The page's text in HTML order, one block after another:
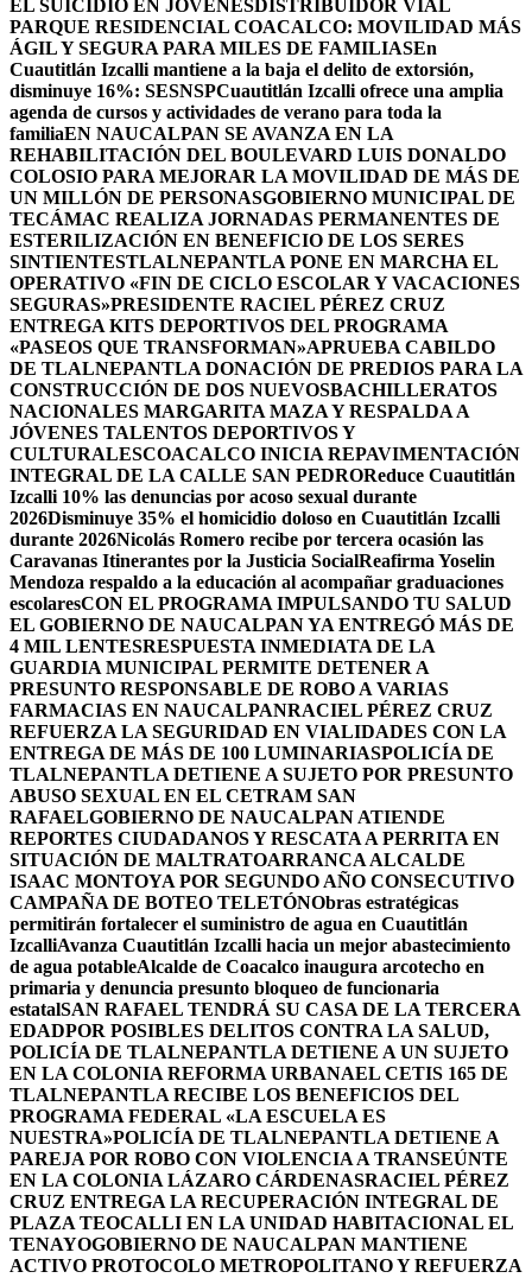
EL SUICIDIO EN JÓVENES DISTRIBUIDOR VIAL
PARQUE RESIDENCIAL COACALCO: MOVILIDAD MÁS
ÁGIL Y SEGURA PARA MILES DE FAMILIASEn
Cuautitlán Izcalli mantiene a la baja el delito de extorsión,
disminuye 16%: SESNSPCuautitlán Izcalli ofrece una amplia
agenda de cursos y actividades de verano para toda la
familiaEN NAUCALPAN SE AVANZA EN LA
REHABILITACIÓN DEL BOULEVARD LUIS DONALDO
COLOSIO PARA MEJORAR LA MOVILIDAD DE MÁS DE
UN MILLÓN DE PERSONASGOBIERNO MUNICIPAL DE
TECÁMAC REALIZA JORNADAS PERMANENTES DE
ESTERILIZACIÓN EN BENEFICIO DE LOS SERES
SINTIENTESTLALNEPANTLA PONE EN MARCHA EL
OPERATIVO «FIN DE CICLO ESCOLAR Y VACACIONES
SEGURAS»PRESIDENTE RACIEL PÉREZ CRUZ
ENTREGA KITS DEPORTIVOS DEL PROGRAMA
«PASEOS QUE TRANSFORMAN»APRUEBA CABILDO
DE TLALNEPANTLA DONACIÓN DE PREDIOS PARA LA
CONSTRUCCIÓN DE DOS NUEVOSBACHILLERATOS
NACIONALES MARGARITA MAZA Y RESPALDA A
JÓVENES TALENTOS DEPORTIVOS Y
CULTURALESCOACALCO INICIA REPAVIMENTACIÓN
INTEGRAL DE LA CALLE SAN PEDROReduce Cuautitlán
Izcalli 10% las denuncias por acoso sexual durante
2026Disminuye 35% el homicidio doloso en Cuautitlán Izcalli
durante 2026Nicolás Romero recibe por tercera ocasión las
Caravanas Itinerantes por la Justicia SocialReafirma Yoselin
Mendoza respaldo a la educación al acompañar graduaciones
escolaresCON EL PROGRAMA IMPULSANDO TU SALUD
EL GOBIERNO DE NAUCALPAN YA ENTREGÓ MÁS DE
4 MIL LENTESRESPUESTA INMEDIATA DE LA
GUARDIA MUNICIPAL PERMITE DETENER A
PRESUNTO RESPONSABLE DE ROBO A VARIAS
FARMACIAS EN NAUCALPANRACIEL PÉREZ CRUZ
REFUERZA LA SEGURIDAD EN VIALIDADES CON LA
ENTREGA DE MÁS DE 100 LUMINARIASPOLICÍA DE
TLALNEPANTLA DETIENE A SUJETO POR PRESUNTO
ABUSO SEXUAL EN EL CETRAM SAN
RAFAELGOBIERNO DE NAUCALPAN ATIENDE
REPORTES CIUDADANOS Y RESCATA A PERRITA EN
SITUACIÓN DE MALTRATOARRANCA ALCALDE
ISAAC MONTOYA POR SEGUNDO AÑO CONSECUTIVO
CAMPAÑA DE BOTEO TELETÓNObras estratégicas
permitirán fortalecer el suministro de agua en Cuautitlán
IzcalliAvanza Cuautitlán Izcalli hacia un mejor abastecimiento
de agua potableAlcalde de Coacalco inaugura arcotecho en
primaria y denuncia presunto bloqueo de funcionaria
estatalSAN RAFAEL TENDRÁ SU CASA DE LA TERCERA
EDADPOR POSIBLES DELITOS CONTRA LA SALUD,
POLICÍA DE TLALNEPANTLA DETIENE A UN SUJETO
EN LA COLONIA REFORMA URBANAEL CETIS 165 DE
TLALNEPANTLA RECIBE LOS BENEFICIOS DEL
PROGRAMA FEDERAL «LA ESCUELA ES
NUESTRA»POLICÍA DE TLALNEPANTLA DETIENE A
PAREJA POR ROBO CON VIOLENCIA A TRANSEÚNTE
EN LA COLONIA LÁZARO CÁRDENASRACIEL PÉREZ
CRUZ ENTREGA LA RECUPERACIÓN INTEGRAL DE
PLAZA TEOCALLI EN LA UNIDAD HABITACIONAL EL
TENAYOGOBIERNO DE NAUCALPAN MANTIENE
ACTIVO PROTOCOLO METROPOLITANO Y REFUERZA